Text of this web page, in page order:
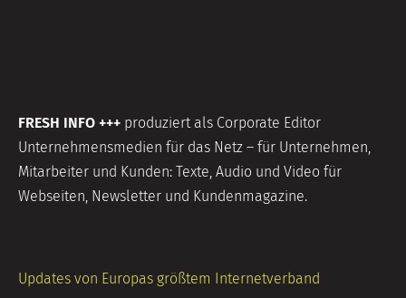
FRESH INFO +++ produziert als Corporate Editor
Unternehmensmedien für das Netz – für Unternehmen,
Mitarbeiter und Kunden: Texte, Audio und Video für
Webseiten, Newsletter und Kundenmagazine.
Updates von Europas größtem Internetverband